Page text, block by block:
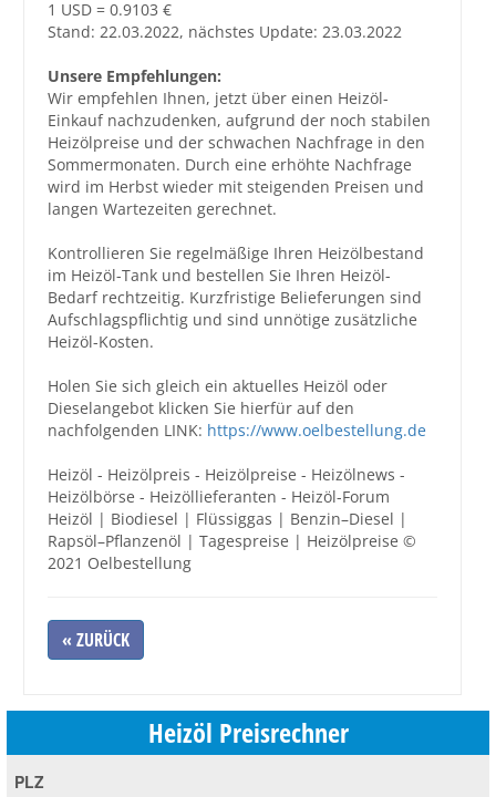
1 USD = 0.9103 €
Stand: 22.03.2022, nächstes Update: 23.03.2022
Unsere Empfehlungen:
Wir empfehlen Ihnen, jetzt über einen Heizöl-
Einkauf nachzudenken, aufgrund der noch stabilen
Heizölpreise und der schwachen Nachfrage in den
Sommermonaten. Durch eine erhöhte Nachfrage
wird im Herbst wieder mit steigenden Preisen und
langen Wartezeiten gerechnet.
Kontrollieren Sie regelmäßige Ihren Heizölbestand
im Heizöl-Tank und bestellen Sie Ihren Heizöl-
Bedarf rechtzeitig. Kurzfristige Belieferungen sind
Aufschlagspflichtig und sind unnötige zusätzliche
Heizöl-Kosten.
Holen Sie sich gleich ein aktuelles Heizöl oder
Dieselangebot klicken Sie hierfür auf den
nachfolgenden LINK: https://www.oelbestellung.de
Heizöl - Heizölpreis - Heizölpreise - Heizölnews -
Heizölbörse - Heizöllieferanten - Heizöl-Forum
Heizöl | Biodiesel | Flüssiggas | Benzin–Diesel |
Rapsöl–Pflanzenöl | Tagespreise | Heizölpreise ©
2021 Oelbestellung
« ZURÜCK
Heizöl Preisrechner
PLZ